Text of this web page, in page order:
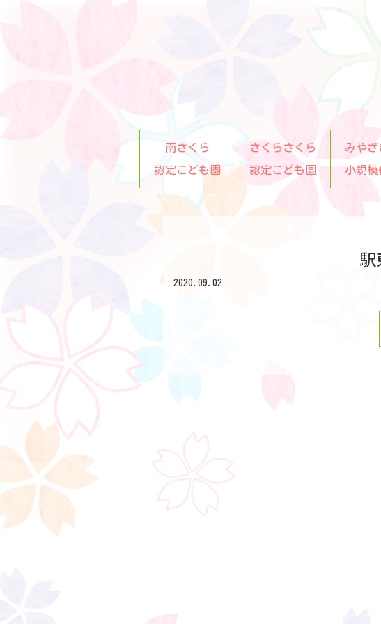
南さくら
認定こども園
さくらさくら
認定こども園
みやざ
小規模
駅
2020.09.02